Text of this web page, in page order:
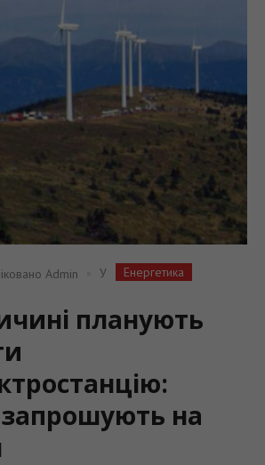
Admin У Енергетика
планують
на